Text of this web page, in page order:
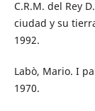
C.R.M. del Rey
ciudad y su
1992.
Labò, Mario. I
1970.